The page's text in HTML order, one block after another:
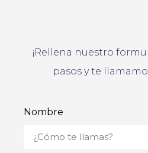
¡Rellena nuestro
pasos y te
Nombre